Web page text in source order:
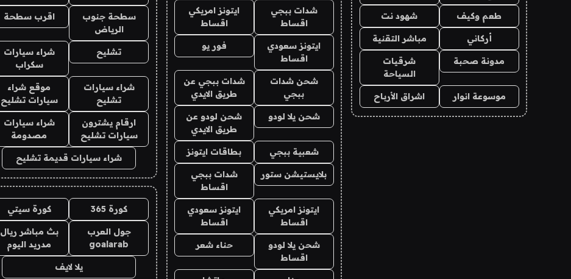
طعم وكيف شهود نت
أركاني مباشر التقنية
مدونة صحبة
شرقيات
السياحة
موسوعة انوار اشراق الأرباح
شدات ببجي
اقساط
ايتونز امريكي
اقساط
ايتونز سعودي
اقساط
فور يو
شحن شدات
ببجي
شدات ببجي عن
طريق الايدي
شحن يلا لودو
شحن لودو عن
طريق الايدي
شعبية ببجي بطاقات ايتونز
بلايستيشن ستور
شدات ببجي
اقساط
ايتونز امريكي
اقساط
ايتونز سعودي
اقساط
شحن يلا لودو
اقساط
حناء شعر
سطحة جنوب
الرياض
اقرب سطحة
تشليح
شراء سيارات
سكراب
شراء سيارات
تشليح
موقع شراء
سيارات تشليح
ارقام يشترون
سيارات تشليح
شراء سيارات
مصدومة
شراء سيارات قديمة تشليح
كورة 365 كورة سيتي
جول العرب
goalarab
بث مباشر ريال
مدريد اليوم
يلا لايف